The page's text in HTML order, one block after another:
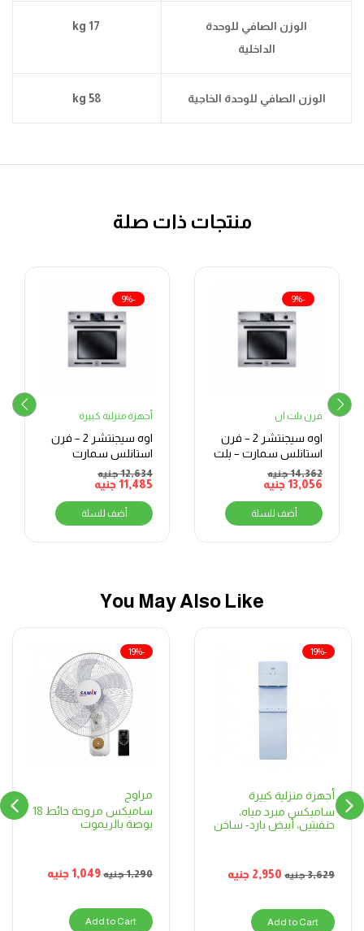
الوزن الصافي للوحدة
الداخلية
الوزن الصافي للوحدة الخاجية 58 kg
منتجات ذات صلة
-9%
فرن بلت ان
اوه سيجنتشر 2 – فرن
استانلس سمارت – بلت
ان – فرن بشواية – غاز
– 70 لتر –
BO66G119TSFOSAL
14,362جنيه
13,056جنيه
أضف للسلة
-9%
أجهزة منزلية كبيرة
اوه سيجنتشر 2 – فرن
استانلس سمارت
ميكس – بلت ان – فرن
BO66G119TSFMIXOSAL
12,634جنيه
11,485جنيه
أضف للسلة
You May Also Like
أجهزة منزلية كبيرة
ساميكس مبرد مياه،
حنفيتين، أبيض بارد- ساخن
3,629جنيه 2,950 جنيه
-19%
Add to Cart
مراوح
ساميكس مروحة حائط 18
بوصة بالريموت
1,290جنيه 1,049جنيه
-19%
Add to Cart